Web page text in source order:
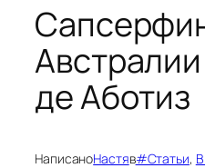
де Аботиз
НаписаноНастяв#Статьи,